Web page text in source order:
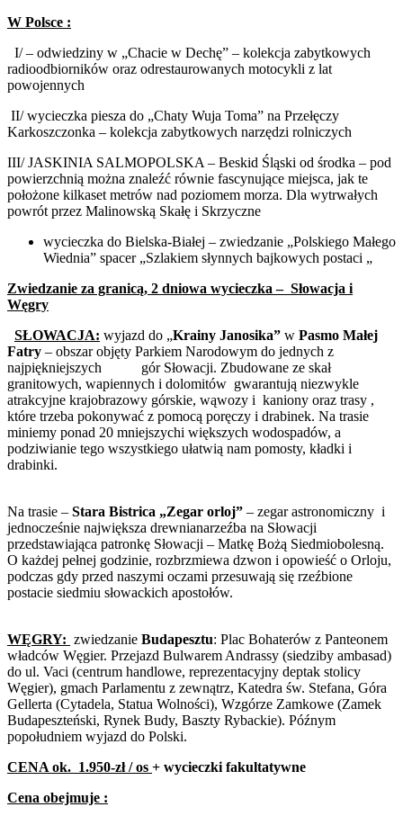
W Polsce :
I/ – odwiedziny w „Chacie w Dechę” – kolekcja zabytkowych
radioodbiorników oraz odrestaurowanych motocykli z lat
powojennych
II/ wycieczka piesza do „Chaty Wuja Toma” na Przełęczy
Karkoszczonka – kolekcja zabytkowych narzędzi rolniczych
III/ JASKINIA SALMOPOLSKA – Beskid Śląski od środka – pod
powierzchnią można znaleźć równie fascynujące miejsca, jak te
położone kilkaset metrów nad poziomem morza. Dla wytrwałych
powrót przez Malinowską Skałę i Skrzyczne
wycieczka do Bielska-Białej – zwiedzanie „Polskiego Małego
Wiednia” spacer „Szlakiem słynnych bajkowych postaci „
Zwiedzanie za granicą, 2 dniowa wycieczka – Słowacja i
Węgry
SŁOWACJA: wyjazd do „Krainy Janosika” w Pasmo Małej
Fatry – obszar objęty Parkiem Narodowym do jednych z
najpiękniejszych gór Słowacji. Zbudowane ze skał
granitowych, wapiennych i dolomitów gwarantują niezwykle
atrakcyjne krajobrazowy górskie, wąwozy i kaniony oraz trasy ,
które trzeba pokonywać z pomocą poręczy i drabinek. Na trasie
miniemy ponad 20 mniejszychi większych wodospadów, a
podziwianie tego wszystkiego ułatwią nam pomosty, kładki i
Na trasie – Stara Bistrica „Zegar orloj” – zegar astronomiczny i
jednocześnie największa drewnianarzeźba na Słowacji
przedstawiająca patronkę Słowacji – Matkę Bożą Siedmiobolesną.
O każdej pełnej godzinie, rozbrzmiewa dzwon i opowieść o Orloju,
podczas gdy przed naszymi oczami przesuwają się rzeźbione
postacie siedmiu słowackich apostołów.
WĘGRY: zwiedzanie Budapesztu: Plac Bohaterów z Panteonem
władców Węgier. Przejazd Bulwarem Andrassy (siedziby ambasad)
do ul. Vaci (centrum handlowe, reprezentacyjny deptak stolicy
Węgier), gmach Parlamentu z zewnątrz, Katedra św. Stefana, Góra
Gellerta (Cytadela, Statua Wolności), Wzgórze Zamkowe (Zamek
Budapeszteński, Rynek Budy, Baszty Rybackie). Późnym
popołudniem wyjazd do Polski.
CENA ok. 1.950-zł / os + wycieczki fakultatywne
Cena obejmuje :